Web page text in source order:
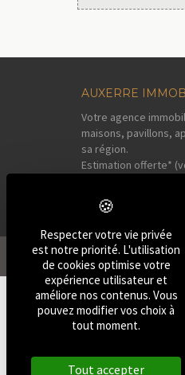
AUXERRE
Votre agence
maisons, pavillons,
sa région.
Estimation offerte*
2026, Tous droits
Respecter votre vie privée
est notre priorité. L'utilisation
de cookies optimise votre
expérience utilisateur et
améliore nos contenus. Vous
pouvez modifier vos choix à
tout moment.
Tout accepter